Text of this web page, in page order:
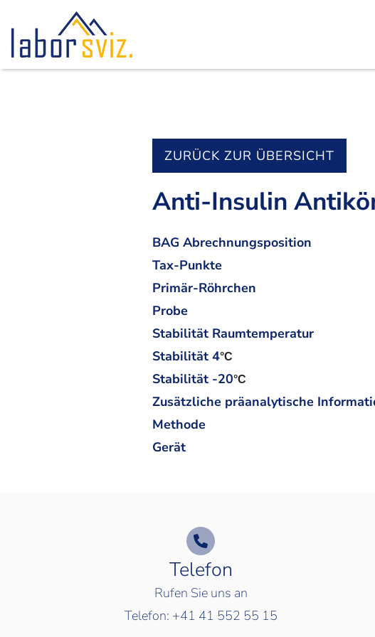
ZURÜCK ZUR ÜBERSICHT
Anti-Insulin
BAG Abrechnungsposition
Tax-Punkte
Primär-Röhrchen
Probe
Stabilität Raumtemperatur
Stabilität 4°C
Stabilität -20°C
Zusätzliche präanalytische
Methode
Gerät
Telefon
Rufen Sie uns an
Telefon: +41 41 552 55 15